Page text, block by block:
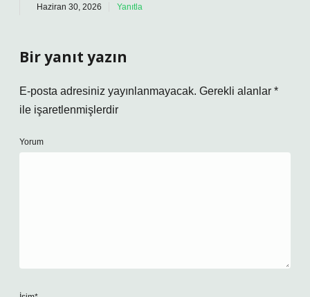
Haziran 30, 2026 Yanıtla
Bir yanıt yazın
E-posta adresiniz yayınlanmayacak. Gerekli alanlar *
ile işaretlenmişlerdir
Yorum